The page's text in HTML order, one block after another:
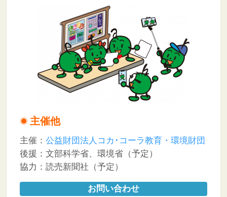
主催他
主催： 公益財団法人コカ･コーラ教育・環境財団
後援：文部科学省、環境省（予定）
協力：読売新聞社（予定）
お問い合わせ